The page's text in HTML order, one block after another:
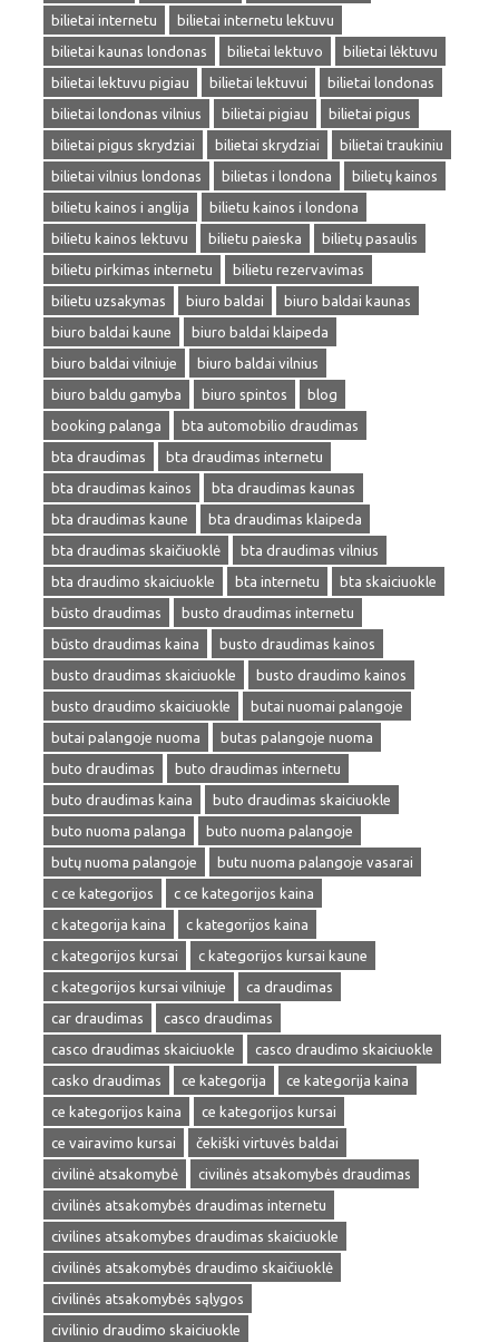
bilietai internetu
bilietai internetu lektuvu
bilietai kaunas londonas
bilietai lektuvo
bilietai lėktuvu
bilietai lektuvu pigiau
bilietai lektuvui
bilietai londonas
bilietai londonas vilnius
bilietai pigiau
bilietai pigus
bilietai pigus skrydziai
bilietai skrydziai
bilietai traukiniu
bilietai vilnius londonas
bilietas i londona
bilietų kainos
bilietu kainos i anglija
bilietu kainos i londona
bilietu kainos lektuvu
bilietu paieska
bilietų pasaulis
bilietu pirkimas internetu
bilietu rezervavimas
bilietu uzsakymas
biuro baldai
biuro baldai kaunas
biuro baldai kaune
biuro baldai klaipeda
biuro baldai vilniuje
biuro baldai vilnius
biuro baldu gamyba
biuro spintos
blog
booking palanga
bta automobilio draudimas
bta draudimas
bta draudimas internetu
bta draudimas kainos
bta draudimas kaunas
bta draudimas kaune
bta draudimas klaipeda
bta draudimas skaičiuoklė
bta draudimas vilnius
bta draudimo skaiciuokle
bta internetu
bta skaiciuokle
būsto draudimas
busto draudimas internetu
būsto draudimas kaina
busto draudimas kainos
busto draudimas skaiciuokle
busto draudimo kainos
busto draudimo skaiciuokle
butai nuomai palangoje
butai palangoje nuoma
butas palangoje nuoma
buto draudimas
buto draudimas internetu
buto draudimas kaina
buto draudimas skaiciuokle
buto nuoma palanga
buto nuoma palangoje
butų nuoma palangoje
butu nuoma palangoje vasarai
c ce kategorijos
c ce kategorijos kaina
c kategorija kaina
c kategorijos kaina
c kategorijos kursai
c kategorijos kursai kaune
c kategorijos kursai vilniuje
ca draudimas
car draudimas
casco draudimas
casco draudimas skaiciuokle
casco draudimo skaiciuokle
casko draudimas
ce kategorija
ce kategorija kaina
ce kategorijos kaina
ce kategorijos kursai
ce vairavimo kursai
čekiški virtuvės baldai
civilinė atsakomybė
civilinės atsakomybės draudimas
civilinės atsakomybės draudimas internetu
civilines atsakomybes draudimas skaiciuokle
civilinės atsakomybės draudimo skaičiuoklė
civilinės atsakomybės sąlygos
civilinio draudimo skaiciuokle